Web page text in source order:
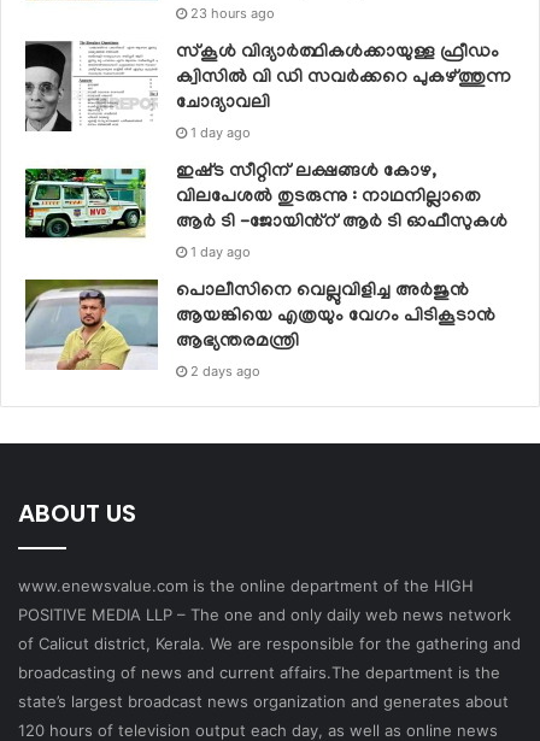
23 hours ago
സ്‌കൂള്‍ വിദ്യാര്‍ത്ഥികള്‍ക്കായുള്ള ഫ്രീഡം
ക്വിസില്‍ വി ഡി സവര്‍ക്കറെ പുകഴ്ത്തുന്ന
ചോദ്യാവലി
1 day ago
ഇഷ്‌ട സീറ്റിന് ലക്ഷങ്ങൾ കോഴ,
വിലപേശൽ തുടരുന്നു : നാഥനില്ലാതെ
ആർ ടി -ജോയിൻ്റ് ആർ ടി ഓഫീസുകൾ
1 day ago
പൊലീസിനെ വെല്ലുവിളിച്ച അര്‍ജുന്‍
ആയങ്കിയെ എത്രയും വേഗം പിടികൂടാന്‍
ആഭ്യന്തരമന്ത്രി
2 days ago
ABOUT US
www.enewsvalue.com is the online department of the HIGH
POSITIVE MEDIA LLP – The one and only daily web news network
of Calicut district, Kerala. We are responsible for the gathering and
broadcasting of news and current affairs.The department is the
state’s largest broadcast news organization and generates about
120 hours of television output each day, as well as online news